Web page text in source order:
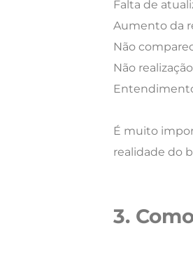
Falta de
Aumento da
Não
Não
É muito
realidade do
3.